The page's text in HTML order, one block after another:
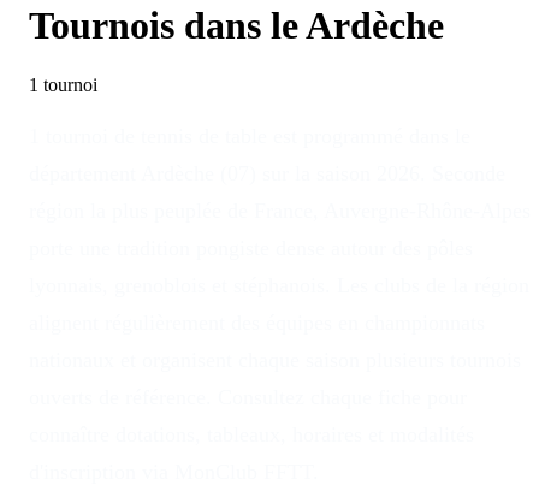
Tournois dans leArdèche
1 tournoi